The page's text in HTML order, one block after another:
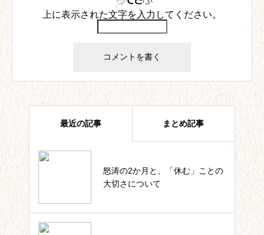
上に表示された文字を入力してください。
最近の記事 まとめ記事
怒涛の2か月と、「休む」ことの
大切さについて
四葉ストーリー記事一覧